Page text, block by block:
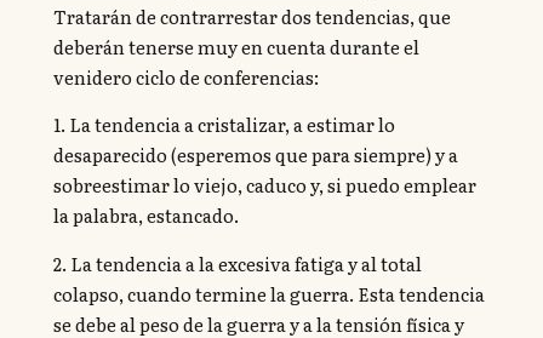
Tratarán de contrarrestar dos tendencias, que
deberán tenerse muy en cuenta durante el
venidero ciclo de conferencias:
1. La tendencia a cristalizar, a estimar lo
desaparecido (esperemos que para siempre) y a
sobreestimar lo viejo, caduco y, si puedo emplear
la palabra, estancado.
2. La tendencia a la excesiva fatiga y al total
colapso, cuando termine la guerra. Esta tendencia
se debe al peso de la guerra y a la tensión física y